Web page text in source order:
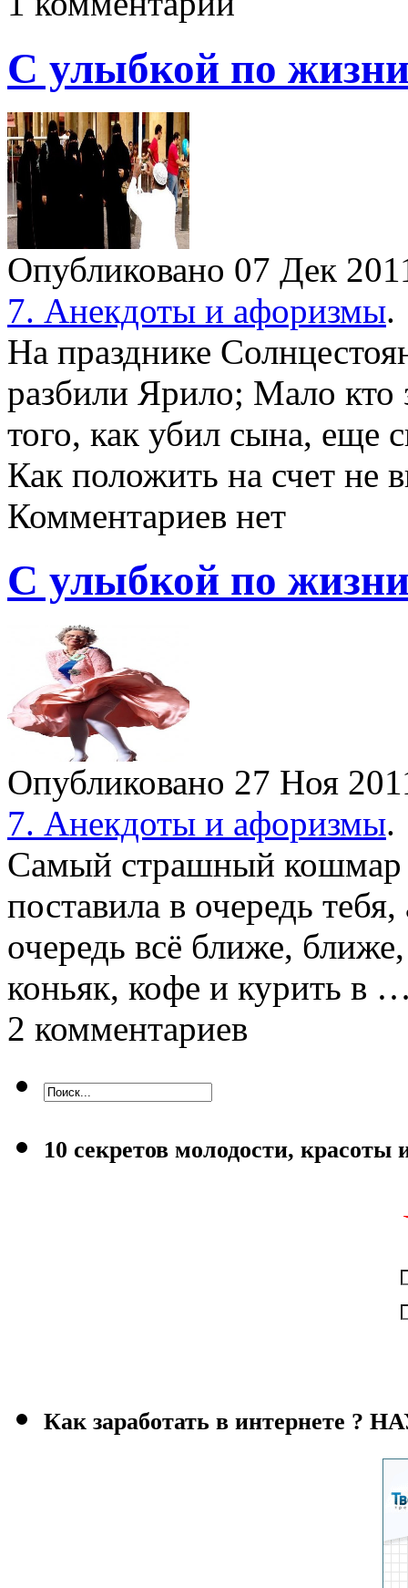
С улыбкой по
Опубликовано 07 Дек
7. Анекдоты и афоризмы.
На празднике
разбили Ярило; Мало кто
того, как убил сына, еще
Как положить на счет
Комментариев нет
С улыбкой по
Опубликовано 27 Ноя
7. Анекдоты и афоризмы.
Самый страшный кошмар
поставила в очередь
очередь всё ближе,
коньяк, кофе и курить в
2 комментариев
10 секретов молодости,
Как заработать в интернете